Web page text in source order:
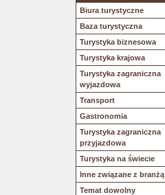
Biura turystyczne
Baza turystyczna
Turystyka biznesowa
Turystyka krajowa
Turystyka zagraniczna
wyjazdowa
Transport
Gastronomia
Turystyka zagraniczna
przyjazdowa
Turystyka na świecie
Inne związane z branżą
Temat dowolny